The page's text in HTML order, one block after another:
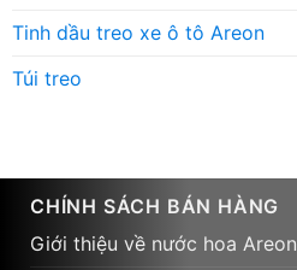
Tinh dầu treo xe ô tô Areon
Túi treo
CHÍNH SÁCH BÁN HÀNG
Giới thiệu về nước hoa Areon